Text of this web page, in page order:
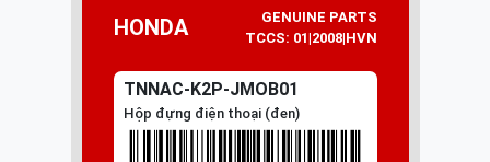
Mã Phụ Tùng
Tài khoản
HONDA
GENUINE PARTS
TCCS: 01|2008|HVN
TNNAC-K2P-JMOB01
Hộp đựng điện thoại (đen)